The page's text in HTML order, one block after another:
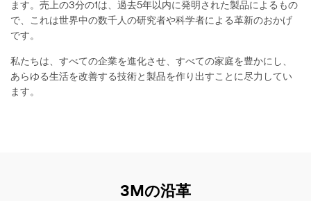
ます。売上の3分の1は、過去5年以内に発明された製品によるもの
で、これは世界中の数千人の研究者や科学者による革新のおかげ
です。
私たちは、すべての企業を進化させ、すべての家庭を豊かにし、
あらゆる生活を改善する技術と製品を作り出すことに尽力してい
ます。
3Mの沿革